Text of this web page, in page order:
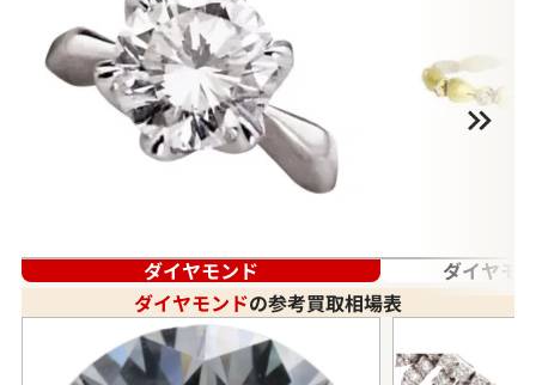
ダイヤモンド
ダイヤモ
ダイヤモンドの参考買取相場表